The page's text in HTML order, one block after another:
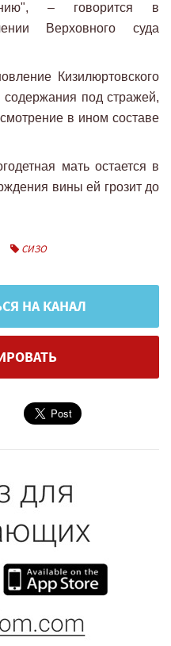
– говорится в
Верховного суда
Кизилюртовского
содержания под стражей,
в ином составе
мать остается в
вины ей грозит до
СИЗО
НА КАНАЛ